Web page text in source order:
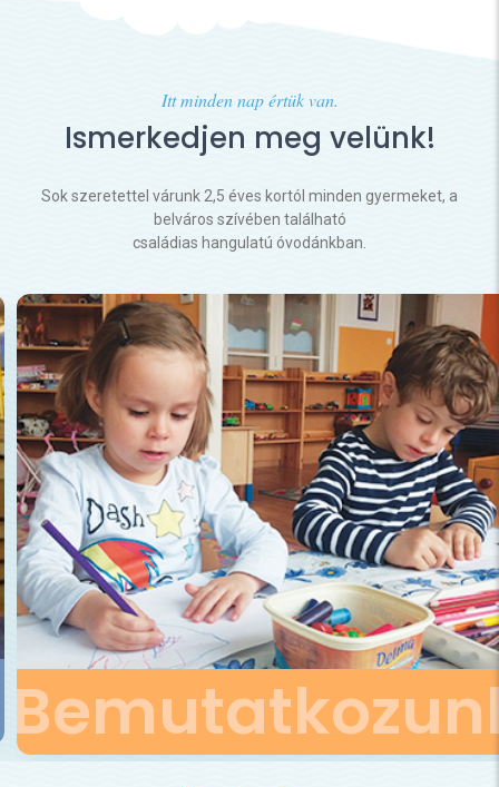
Itt minden nap értük van.
Ismerkedjen meg velünk!
Sok szeretettel várunk 2,5 éves kortól minden gyermeket, a
belváros szívében található
családias hangulatú óvodánkban.